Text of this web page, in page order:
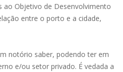
ao Objetivo de Desenvolvimento
entre o porto e a cidade,
notório saber, podendo ter em
e/ou setor privado. É vedada a